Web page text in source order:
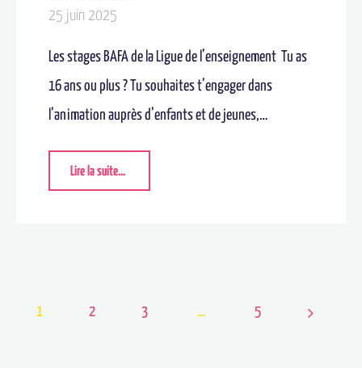
25 juin 2025
Les stages BAFA de la Ligue de l’enseignement Tu as
16 ans ou plus ? Tu souhaites t’engager dans
l’animation auprès d’enfants et de jeunes,…
Lire la suite...
1 2 3 … 5